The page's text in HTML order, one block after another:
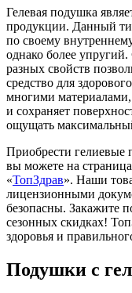
Гелевая подушка
продукции. Данный
по своему
однако более
разных свойств
средство для
многими
и сохраняет
ощущать
Приобрести гелиевые
вы можете на
«ТопЗдрав». Наши
лицензионными
безопасны. Закажите
сезонных скидках!
здоровья и
Подушки с